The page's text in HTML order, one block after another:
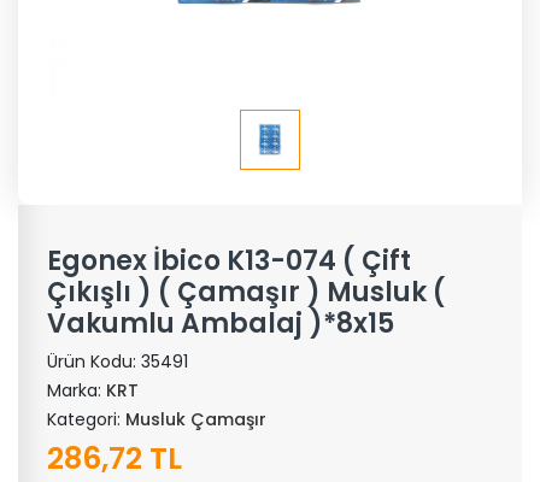
Egonex İbico K13-074 ( Çift
Çıkışlı ) ( Çamaşır ) Musluk (
Vakumlu Ambalaj )*8x15
Ürün Kodu: 35491
Marka: KRT
Kategori: Musluk Çamaşır
286,72 TL